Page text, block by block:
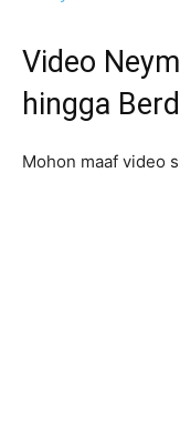
Video
hingga
Mohon maaf video